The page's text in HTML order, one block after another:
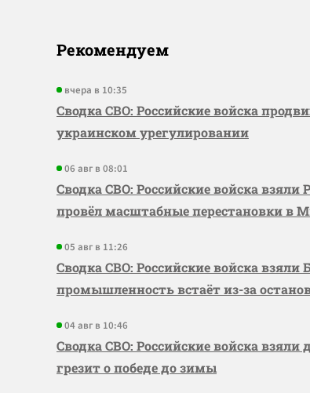
Рекомендуем
вчера в 10:35
Сводка СВО: Российские войска
украинском урегулировании
06 авг в 08:01
Сводка СВО: Российские войска
провёл масштабные перестановки в
05 авг в 11:26
Сводка СВО: Российские войска
промышленность встаёт из-за
04 авг в 10:46
Сводка СВО: Российские войска взяли
грезит о победе до зимы